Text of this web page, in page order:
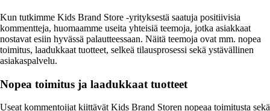
Kun tutkimme Kids Brand Store -yrityksestä saatuja positiivisia
kommentteja, huomaamme useita yhteisiä teemoja, jotka asiakkaat
nostavat esiin hyvässä palautteessaan. Näitä teemoja ovat mm. nopea
toimitus, laadukkaat tuotteet, selkeä tilausprosessi sekä ystävällinen
asiakaspalvelu.
Nopea toimitus ja laadukkaat tuotteet
Useat kommentoijat kiittävät Kids Brand Storen nopeaa toimitusta sekä